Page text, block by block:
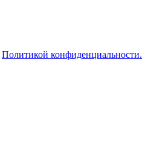
Политикой конфиденциальности.